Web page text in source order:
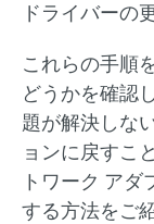
ドライバーの
これらの手順
どうかを確認
題が解決しな
ョンに戻すこ
トワーク ア
する方法をご